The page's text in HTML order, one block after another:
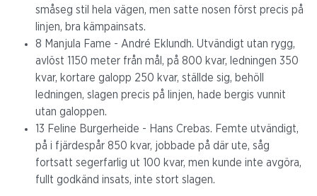
småseg stil hela vägen, men satte nosen först precis på
linjen, bra kämpainsats.
8 Manjula Fame - André Eklundh. Utvändigt utan rygg,
avlöst 1150 meter från mål, på 800 kvar, ledningen 350
kvar, kortare galopp 250 kvar, ställde sig, behöll
ledningen, slagen precis på linjen, hade bergis vunnit
utan galoppen.
13 Feline Burgerheide - Hans Crebas. Femte utvändigt,
på i fjärdespår 850 kvar, jobbade på där ute, såg
fortsatt segerfarlig ut 100 kvar, men kunde inte avgöra,
fullt godkänd insats, inte stort slagen.